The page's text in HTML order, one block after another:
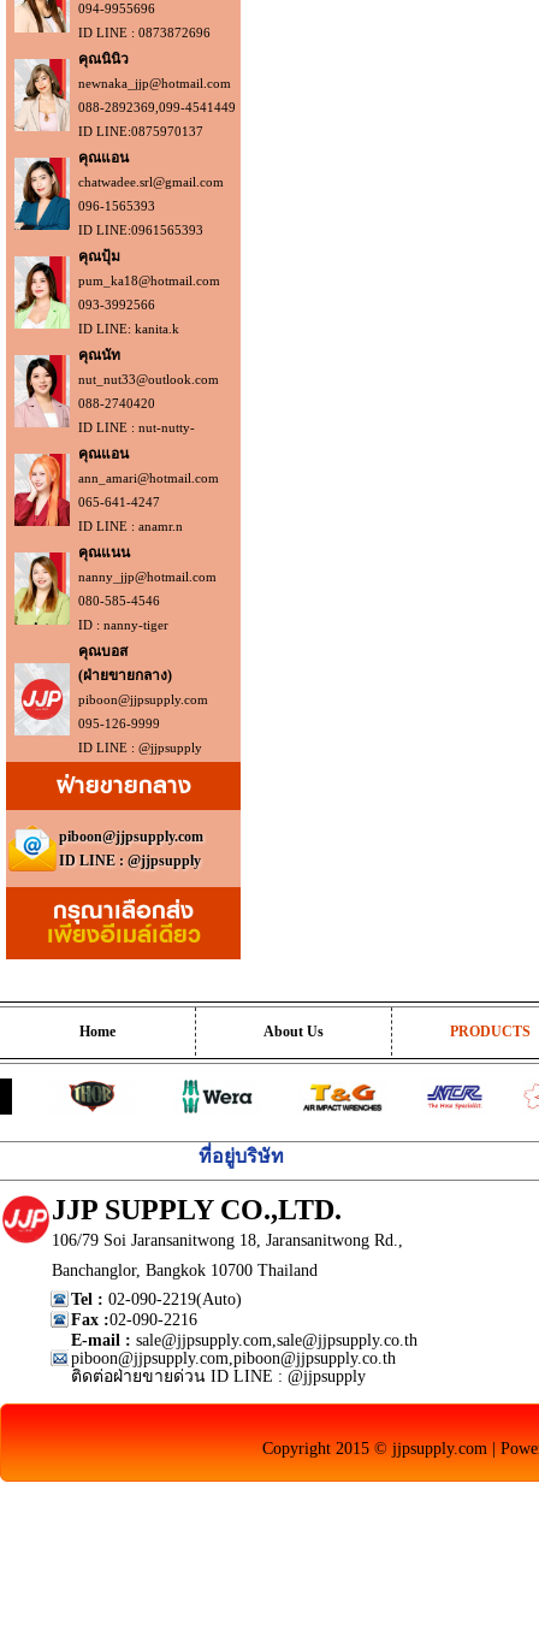
094-9955696
ID LINE : 0873872696
คุณนินิว
newnaka_jjp@hotmail.com
088-2892369,099-4541449
ID LINE:0875970137
คุณแอน
chatwadee.srl@gmail.com
096-1565393
ID LINE:0961565393
คุณปุ้ม
pum_ka18@hotmail.com
093-3992566
ID LINE: kanita.k
คุณนัท
nut_nut33@outlook.com
088-2740420
ID LINE : nut-nutty-
คุณแอน
ann_amari@hotmail.com
065-641-4247
ID LINE : anamr.n
คุณแนน
nanny_jjp@hotmail.com
080-585-4546
ID : nanny-tiger
คุณบอส
(ฝ่ายขายกลาง)
piboon@jjpsupply.com
095-126-9999
ID LINE : @jjpsupply
ฝ่ายขายกลาง
piboon@jjpsupply.com
ID LINE : @jjpsupply
กรุณาเลือกส่ง
เพียงอีเมล์เดียว
Home About Us PRODUCTS
ที่อยู่บริษัท
JJP SUPPLY CO.,LTD.
106/79 Soi Jaransanitwong 18, Jaransanitwong Rd.,
Banchanglor, Bangkok 10700 Thailand
Tel : 02-090-2219(Auto)
Fax :02-090-2216
E-mail : sale@jjpsupply.com,sale@jjpsupply.co.th
piboon@jjpsupply.com,piboon@jjpsupply.co.th
ติดต่อฝ่ายขายด่วน ID LINE : @jjpsupply
Copyright 2015 © jjpsupply.com |